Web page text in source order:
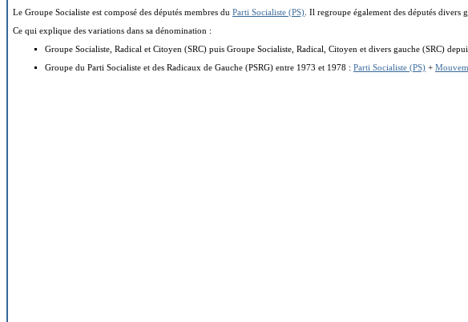
Le Groupe Socialiste est composé des députés membres du Parti Socialiste (PS) . Il regroupe également des députés divers
Ce qui explique des variations dans sa dénomination :
Groupe Socialiste, Radical et Citoyen (SRC) puis Groupe Socialiste, Radical, Citoyen et divers gauche (SRC)
Groupe du Parti Socialiste et des Radicaux de Gauche (PSRG) entre 1973 et 1978 : Parti Socialiste (PS) +